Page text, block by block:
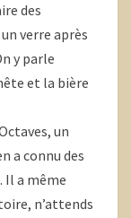
des
verre après
y parle
et la bière
un
a connu des
Il a même
n’attends